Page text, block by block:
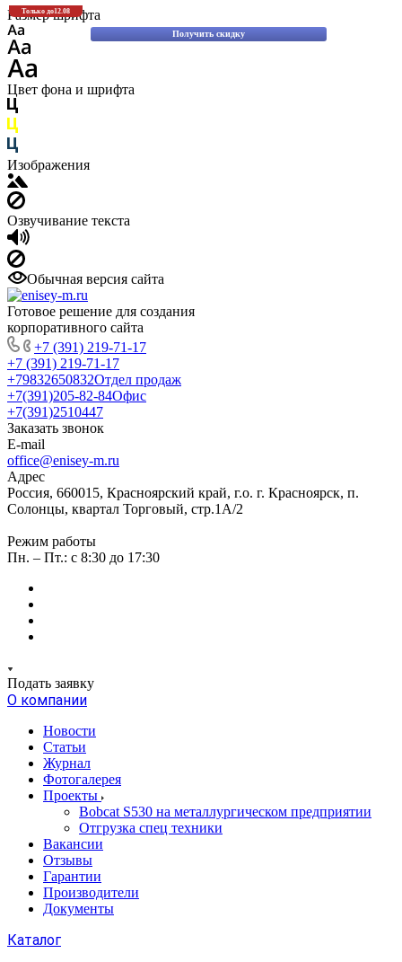
Только до12.08
Получить скидку
Размер шрифта
Цвет фона и шрифта
Изображения
Озвучивание текста
Обычная версия сайта
Готовое решение для создания
корпоративного сайта
+7 (391) 219-71-17
+7 (391) 219-71-17
+79832650832Отдел продаж
+7(391)205-82-84Офис
+7(391)2510447
Заказать звонок
E-mail
office@enisey-m.ru
Адрес
Россия, 660015, Красноярский край, г.о. г. Красноярск, п.
Солонцы, квартал Торговый, стр.1А/2
Режим работы
Пн. – Пт.: c 8:30 до 17:30
Подать заявку
О компании
Новости
Статьи
Журнал
Фотогалерея
Проекты
Bobcat S530 на металлургическом предприятии
Отгрузка спец техники
Вакансии
Отзывы
Гарантии
Производители
Документы
Каталог